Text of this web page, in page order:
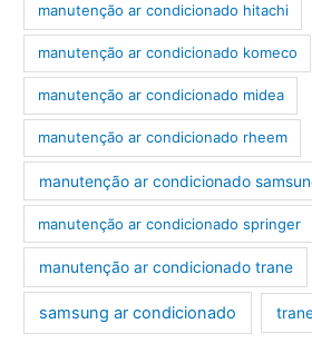
manutenção ar condicionado hitachi
manutenção ar condicionado komeco
manutenção ar condicionado midea
manutenção ar condicionado rheem
manutenção ar condicionado
manutenção ar condicionado springer
manutenção ar condicionado trane
samsung ar condicionado